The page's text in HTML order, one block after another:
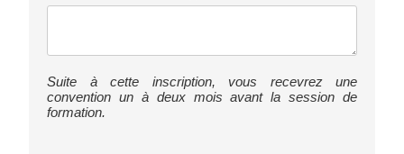
Suite à cette inscription, vous recevrez une
convention un à deux mois avant la session de
formation.